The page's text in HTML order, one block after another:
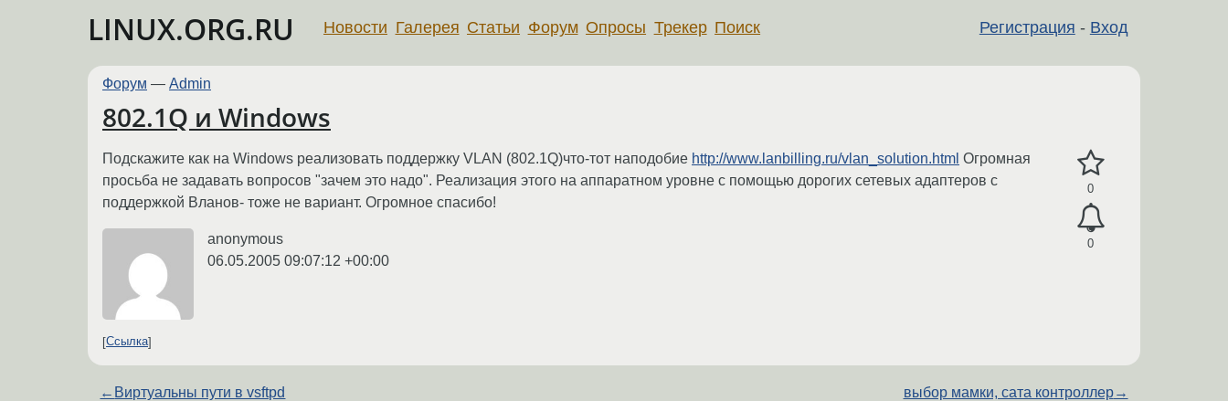
LINUX.ORG.RU Регистрация - Вход
Новости Галерея Статьи Форум Опросы Трекер Поиск
Форум — Admin
802.1Q и Windows
0
0
Подскажите как на Windows реализовать поддержку VLAN (802.1Q)что-тот наподобие http://www.lanbilling.ru/vlan_solution.html Огромная
просьба не задавать вопросов "зачем это надо". Реализация этого на аппаратном уровне с помощью дорогих сетевых адаптеров с
поддержкой Вланов- тоже не вариант. Огромное спасибо!
anonymous
06.05.2005 09:07:12 +00:00
Ссылка
← Виртуальны пути в vsftpd выбор мамки, сата контроллер→